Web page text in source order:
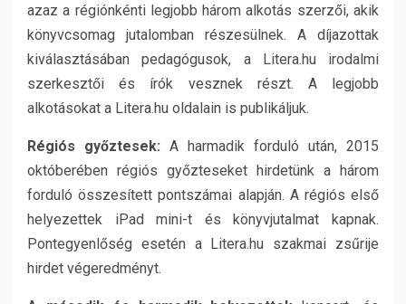
azaz a régiónkénti legjobb három alkotás szerzői, akik
könyvcsomag jutalomban részesülnek. A díjazottak
kiválasztásában pedagógusok, a Litera.hu irodalmi
szerkesztői és írók vesznek részt. A legjobb
alkotásokat a Litera.hu oldalain is publikáljuk.
Régiós győztesek: A harmadik forduló után, 2015
októberében régiós győzteseket hirdetünk a három
forduló összesített pontszámai alapján. A régiós első
helyezettek iPad mini-t és könyvjutalmat kapnak.
Pontegyenlőség esetén a Litera.hu szakmai zsűrije
hirdet végeredményt.